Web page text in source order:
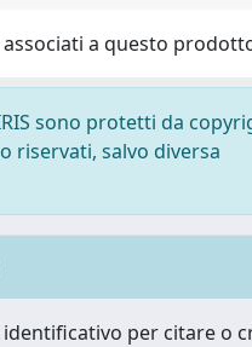
a questo
sono protetti da
riservati, salvo diversa
per citare o